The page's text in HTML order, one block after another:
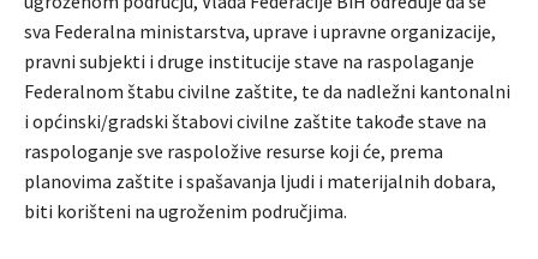
sva Federalna ministarstva, uprave i upravne organizacije,
pravni subjekti i druge institucije stave na raspolaganje
Federalnom štabu civilne zaštite, te da nadležni kantonalni
i općinski/gradski štabovi civilne zaštite takođe stave na
raspologanje sve raspoložive resurse koji će, prema
planovima zaštite i spašavanja ljudi i materijalnih dobara,
biti korišteni na ugroženim područjima.